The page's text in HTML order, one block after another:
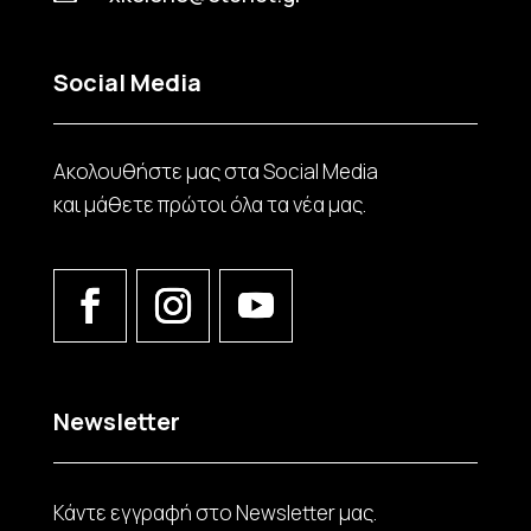
Social Media
Ακολουθήστε μας στα Social Media
και μάθετε πρώτοι όλα τα νέα μας.
Newsletter
Κάντε εγγραφή στο Νewsletter μας.